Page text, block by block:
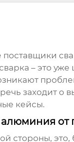
поставщики
– это
заходит
кейсы.
от
стороны,